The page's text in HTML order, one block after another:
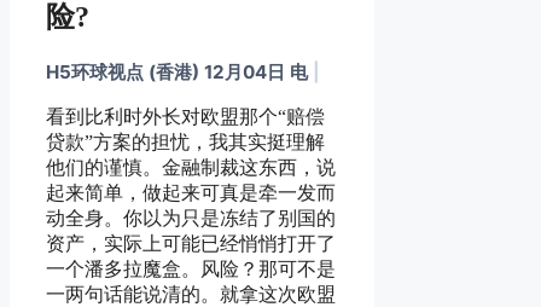
险?
H5环球视点 (香港) 12月04日 电
看到比利时外长对欧盟那个“赔偿
贷款”方案的担忧，我其实挺理解
他们的谨慎。金融制裁这东西，说
起来简单，做起来可真是牵一发而
动全身。你以为只是冻结了别国的
资产，实际上可能已经悄悄打开了
一个潘多拉魔盒。风险？那可不是
一两句话能说清的。就拿这次欧盟